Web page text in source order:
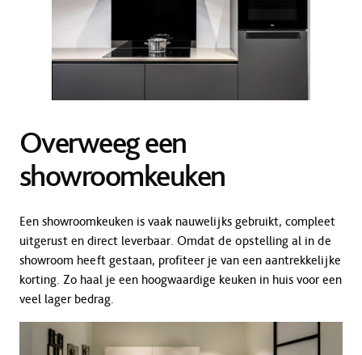
Overweeg een
showroomkeuken
Een showroomkeuken is vaak nauwelijks gebruikt, compleet
uitgerust en direct leverbaar. Omdat de opstelling al in de
showroom heeft gestaan, profiteer je van een aantrekkelijke
korting. Zo haal je een hoogwaardige keuken in huis voor een
veel lager bedrag.